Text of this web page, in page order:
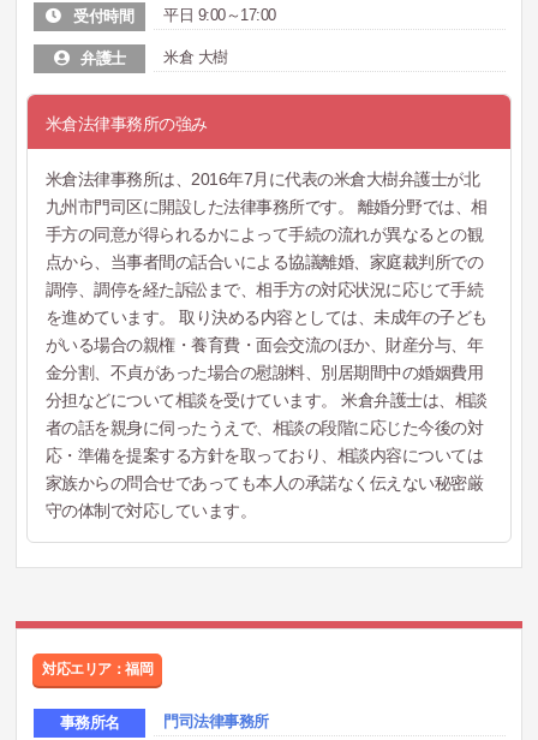
受付時間 平日 9:00～17:00
弁護士 米倉 大樹
米倉法律事務所の強み
米倉法律事務所は、2016年7月に代表の米倉大樹弁護士が北
九州市門司区に開設した法律事務所です。 離婚分野では、相
手方の同意が得られるかによって手続の流れが異なるとの観
点から、当事者間の話合いによる協議離婚、家庭裁判所での
調停、調停を経た訴訟まで、相手方の対応状況に応じて手続
を進めています。 取り決める内容としては、未成年の子ども
がいる場合の親権・養育費・面会交流のほか、財産分与、年
金分割、不貞があった場合の慰謝料、別居期間中の婚姻費用
分担などについて相談を受けています。 米倉弁護士は、相談
者の話を親身に伺ったうえで、相談の段階に応じた今後の対
応・準備を提案する方針を取っており、相談内容については
家族からの問合せであっても本人の承諾なく伝えない秘密厳
守の体制で対応しています。
対応エリア：福岡
事務所名 門司法律事務所